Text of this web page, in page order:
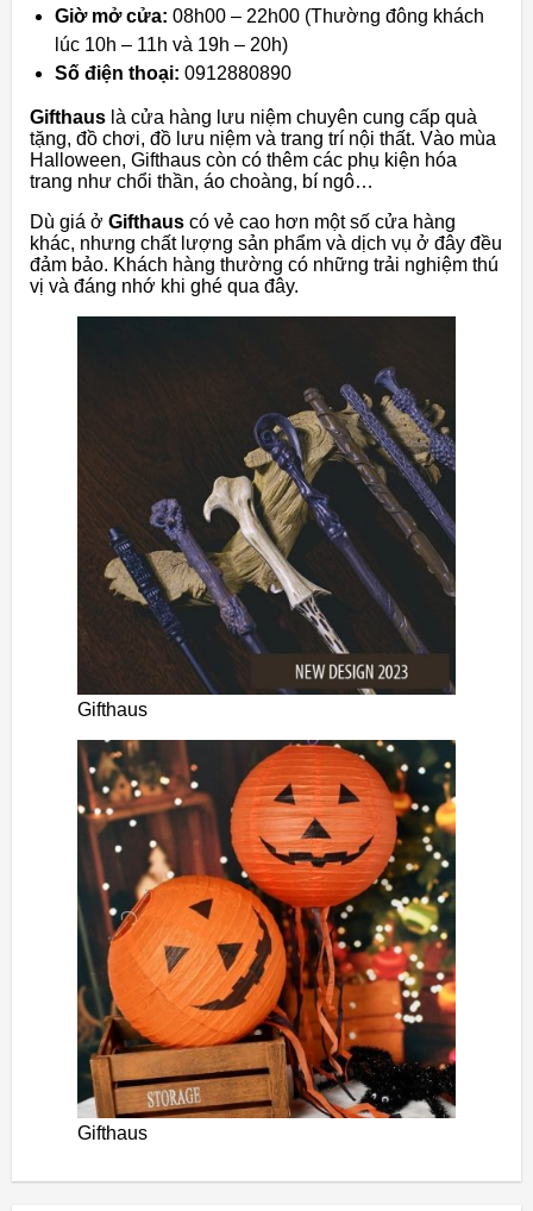
Giờ mở cửa: 08h00 – 22h00 (Thường đông khách
lúc 10h – 11h và 19h – 20h)
Số điện thoại: 0912880890
Gifthaus là cửa hàng lưu niệm chuyên cung cấp quà
tặng, đồ chơi, đồ lưu niệm và trang trí nội thất. Vào mùa
Halloween, Gifthaus còn có thêm các phụ kiện hóa
trang như chổi thần, áo choàng, bí ngô…
Dù giá ở Gifthaus có vẻ cao hơn một số cửa hàng
khác, nhưng chất lượng sản phẩm và dịch vụ ở đây đều
đảm bảo. Khách hàng thường có những trải nghiệm thú
vị và đáng nhớ khi ghé qua đây.
Gifthaus
Gifthaus